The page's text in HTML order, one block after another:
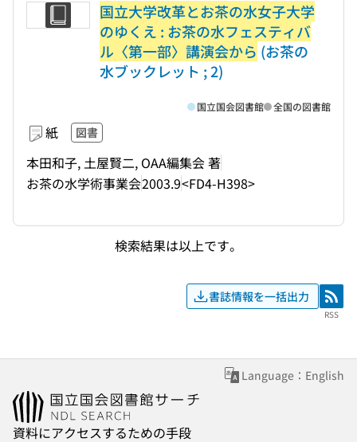
国立大学改革とお茶の水女子大学
のゆくえ : お茶の水フェスティバ
ル〈第一部〉講演会から (お茶の
水ブックレット ; 2)
紙 図書
本田和子, 土屋賢二, OAA編集会 著
お茶の水学術事業会2003.9<FD4-H398>
国立国会図書館 全国の図書館
検索結果は以上です。
書誌情報を一括出力 RSS
RSS
Language：English
資料にアクセスするための手段